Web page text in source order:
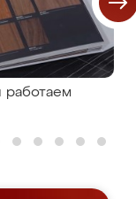
работаем